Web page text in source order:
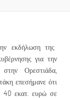
εκδήλωση της
για την
Ορεστιάδα,
επεσήμανε ότι
40 εκατ. ευρώ σε